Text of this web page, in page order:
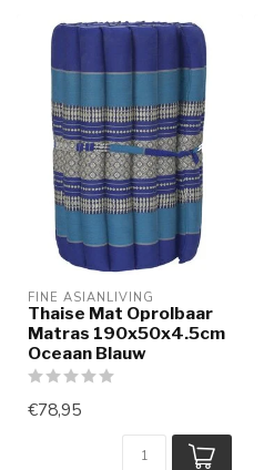
FINE ASIANLIVING
Thaise Mat Oprolbaar
Matras 190x50x4.5cm
Oceaan Blauw
€78,95